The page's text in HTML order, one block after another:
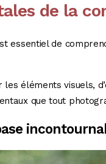
de la
essentiel de
éléments visuels,
que tout